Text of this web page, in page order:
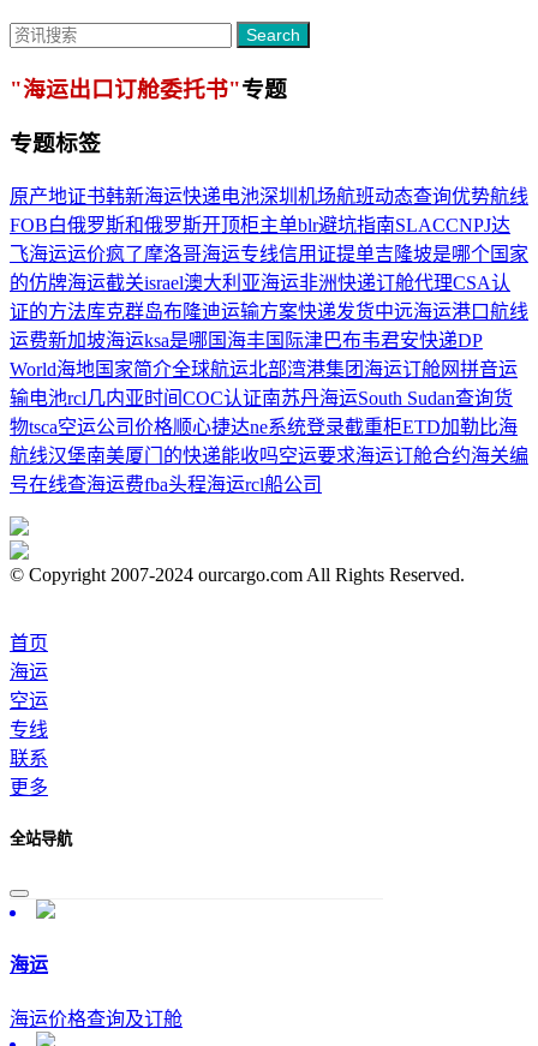
Search
"海运出口订舱委托书"专题
专题标签
原产地证书韩新海运快递电池深圳机场航班动态查询优势航线
FOB白俄罗斯和俄罗斯开顶柜主单blr避坑指南SLACCNPJ达
飞海运运价疯了摩洛哥海运专线信用证提单吉隆坡是哪个国家
的仿牌海运截关israel澳大利亚海运非洲快递订舱代理CSA认
证的方法库克群岛布隆迪运输方案快递发货中远海运港口航线
运费新加坡海运ksa是哪国 海丰国际津巴布韦君安快递DP
World海地国家简介全球航运北部湾港集团 海运订舱网拼音运
输电池rcl几内亚时间COC认证南苏丹海运South Sudan查询货
物tsca空运公司价格顺心捷达ne系统登录截重柜ETD加勒比海
航线汉堡南美厦门的快递能收吗空运要求海运订舱合约海关编
号在线查海运费fba头程海运rcl船公司
© Copyright 2007-2024 ourcargo.com All Rights Reserved.
首页
海运
空运
专线
联系
更多
全站导航
海运
海运价格查询及订舱